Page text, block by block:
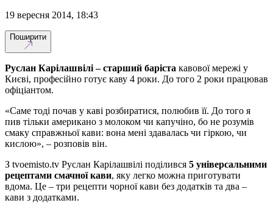
19 вересня 2014, 18:43
Поширити
Руслан Карілашвілі – старший баріста кавової мережі у
Києві, професійно готує каву 4 роки. До того 2 роки працював
офіціантом.
«Саме тоді почав у каві розбиратися, полюбив її. До того я
пив тільки американо з молоком чи капучіно, бо не розумів
смаку справжньої кави: вона мені здавалась чи гіркою, чи
кислою», – розповів він.
З tvoеmisto.tv Руслан Карілашвілі поділився 5 універсальними
рецептами смачної кави, яку легко можна приготувати
вдома. Це – три рецепти чорної кави без додатків та два –
кави з додатками.